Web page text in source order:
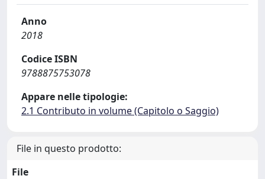
Anno
2018
Codice ISBN
9788875753078
Appare nelle tipologie:
2.1 Contributo in volume (Capitolo o Saggio)
File in questo prodotto:
File